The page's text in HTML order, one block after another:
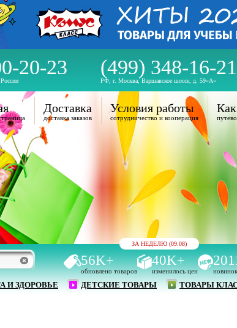
20-23 (499) 348-16-21
РФ, г. Москва, Варшавское шоссе, д. 59«А»
ЗА НЕДЕЛЮ (09.08)
56K+
обновлено товаров
40K+
изменилось цен новинок
И ЗДОРОВЬЕ ДЕТСКИЕ ТОВАРЫ ТОВАРЫ
Доставка
доставка заказов
Условия работы
сотрудничество и кооперация